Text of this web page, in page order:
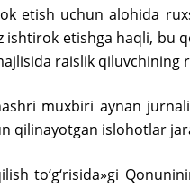
etish uchun alohida
ishtirok etishga haqli,
raislik qiluvchining
muxbiri aynan
qilinayotgan islohotlar
to‘g‘risida»gi